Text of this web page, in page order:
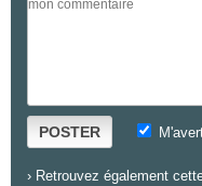
POSTER
› Retrouvez également